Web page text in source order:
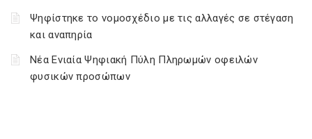
Ψηφίστηκε το νομοσχέδιο με τις αλλαγές σε στέγαση
και αναπηρία
Νέα Ενιαία Ψηφιακή Πύλη Πληρωμών οφειλών
φυσικών προσώπων